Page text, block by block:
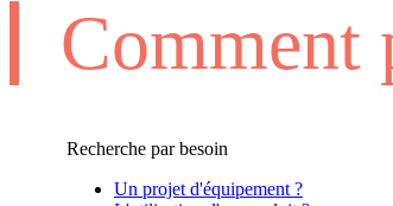
Comment
Recherche par besoin
Un projet d'équipement ?